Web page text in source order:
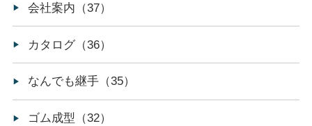
会社案内（37）
カタログ（36）
なんでも継手（35）
ゴム成型（32）